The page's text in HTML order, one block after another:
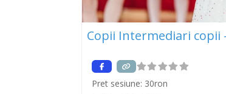
Copii Intermediari copii
Pret sesiune: 30ron